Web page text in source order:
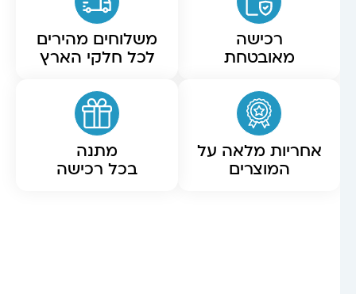
רכישה
מאובטחת
משלוחים מהירים
לכל חלקי הארץ
אחריות מלאה על
המוצרים
מתנה
בכל רכישה